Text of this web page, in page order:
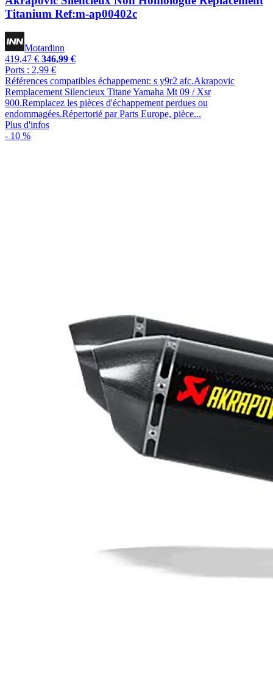
Titanium Ref:m-ap00402c
Motardinn
419,47 € 346,99 €
Ports : 2,99 €
Références compatibles échappement: s y9r2 afc.Akrapovic
Remplacement Silencieux Titane Yamaha Mt 09 / Xsr
900.Remplacez les pièces d'échappement perdues ou
endommagées.Répertorié par Parts Europe, pièce...
Plus d'infos
- 10 %